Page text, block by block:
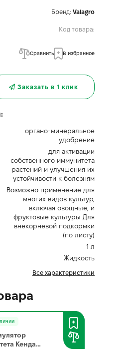
Бренд: Valagro
Код товара:
Сравнить В избранное
Заказать в 1 клик
органо-минеральное
удобрение
для активации
собственного иммунитета
растений и улучшения их
устойчивости к болезням
Возможно применение для
многих видов культур,
включая овощные, и
фруктовые культуры Для
внекорневой подкормки
(по листу)
1 л
Жидкость
Все характеристики
Кендал